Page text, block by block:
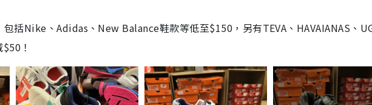
括Nike、Adidas、New Balance鞋款等低至$150，另有TEVA、HAVAIANAS、
！